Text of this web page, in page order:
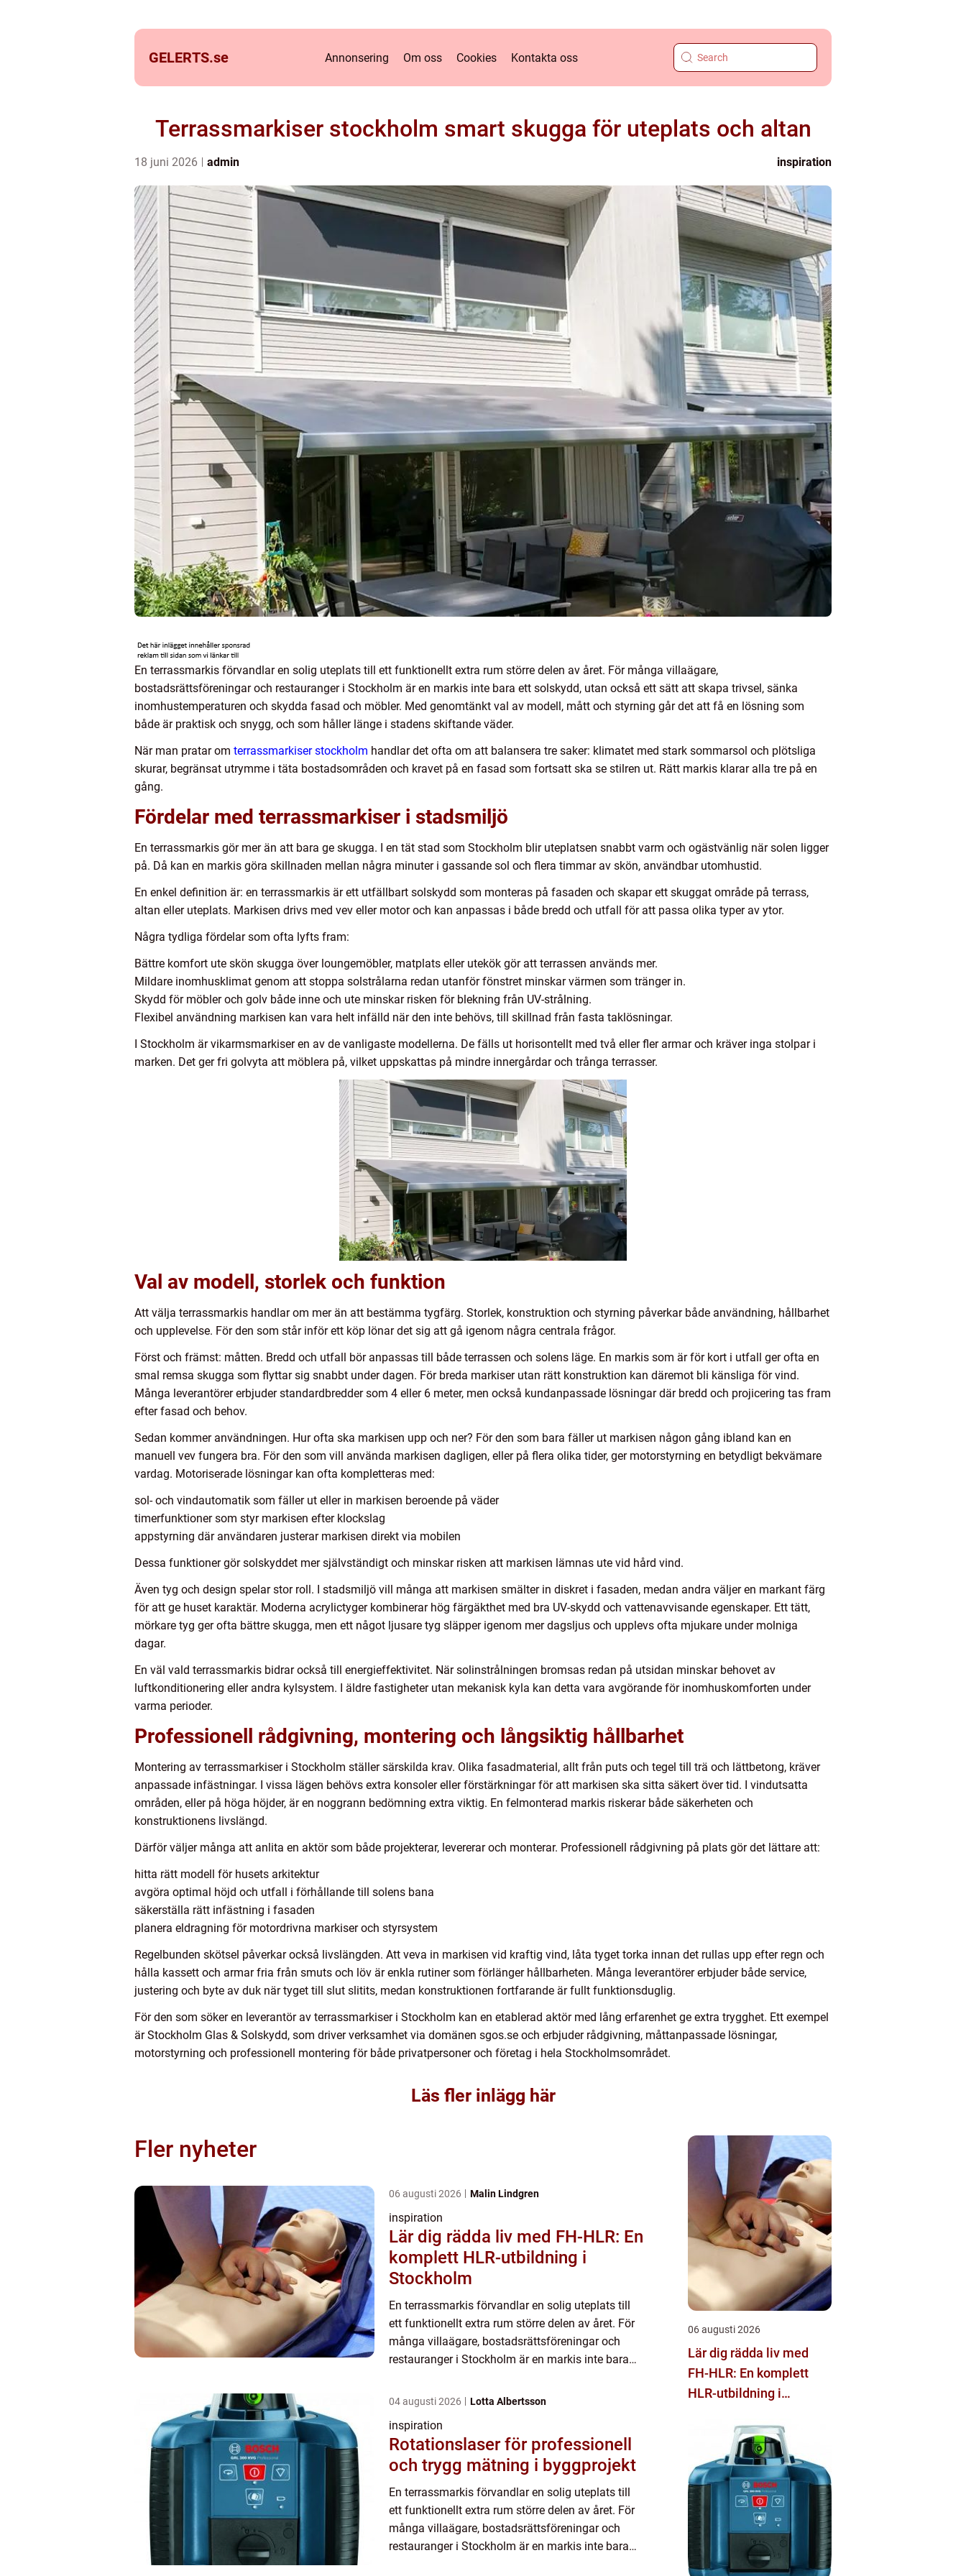
GELERTS.se Annonsering Om oss Cookies Kontakta oss
Terrassmarkiser stockholm smart skugga för uteplats och altan
18 juni 2026 admin inspiration
En terrassmarkis förvandlar en solig uteplats till ett funktionellt extra rum större delen av året. För många villaägare,
bostadsrättsföreningar och restauranger i Stockholm är en markis inte bara ett solskydd, utan också ett sätt att skapa trivsel, sänka
inomhustemperaturen och skydda fasad och möbler. Med genomtänkt val av modell, mått och styrning går det att få en lösning som
både är praktisk och snygg, och som håller länge i stadens skiftande väder.
När man pratar om terrassmarkiser stockholm handlar det ofta om att balansera tre saker: klimatet med stark sommarsol och plötsliga
skurar, begränsat utrymme i täta bostadsområden och kravet på en fasad som fortsatt ska se stilren ut. Rätt markis klarar alla tre på en
gång.
Fördelar med terrassmarkiser i stadsmiljö
En terrassmarkis gör mer än att bara ge skugga. I en tät stad som Stockholm blir uteplatsen snabbt varm och ogästvänlig när solen ligger
på. Då kan en markis göra skillnaden mellan några minuter i gassande sol och flera timmar av skön, användbar utomhustid.
En enkel definition är: en terrassmarkis är ett utfällbart solskydd som monteras på fasaden och skapar ett skuggat område på terrass,
altan eller uteplats. Markisen drivs med vev eller motor och kan anpassas i både bredd och utfall för att passa olika typer av ytor.
Några tydliga fördelar som ofta lyfts fram:
Bättre komfort ute skön skugga över loungemöbler, matplats eller utekök gör att terrassen används mer.
Mildare inomhusklimat genom att stoppa solstrålarna redan utanför fönstret minskar värmen som tränger in.
Skydd för möbler och golv både inne och ute minskar risken för blekning från UV-strålning.
Flexibel användning markisen kan vara helt infälld när den inte behövs, till skillnad från fasta taklösningar.
I Stockholm är vikarmsmarkiser en av de vanligaste modellerna. De fälls ut horisontellt med två eller fler armar och kräver inga stolpar i
marken. Det ger fri golvyta att möblera på, vilket uppskattas på mindre innergårdar och trånga terrasser.
Val av modell, storlek och funktion
Att välja terrassmarkis handlar om mer än att bestämma tygfärg. Storlek, konstruktion och styrning påverkar både användning, hållbarhet
och upplevelse. För den som står inför ett köp lönar det sig att gå igenom några centrala frågor.
Först och främst: måtten. Bredd och utfall bör anpassas till både terrassen och solens läge. En markis som är för kort i utfall ger ofta en
smal remsa skugga som flyttar sig snabbt under dagen. För breda markiser utan rätt konstruktion kan däremot bli känsliga för vind.
Många leverantörer erbjuder standardbredder som 4 eller 6 meter, men också kundanpassade lösningar där bredd och projicering tas fram
efter fasad och behov.
Sedan kommer användningen. Hur ofta ska markisen upp och ner? För den som bara fäller ut markisen någon gång ibland kan en
manuell vev fungera bra. För den som vill använda markisen dagligen, eller på flera olika tider, ger motorstyrning en betydligt bekvämare
vardag. Motoriserade lösningar kan ofta kompletteras med:
sol- och vindautomatik som fäller ut eller in markisen beroende på väder
timerfunktioner som styr markisen efter klockslag
appstyrning där användaren justerar markisen direkt via mobilen
Dessa funktioner gör solskyddet mer självständigt och minskar risken att markisen lämnas ute vid hård vind.
Även tyg och design spelar stor roll. I stadsmiljö vill många att markisen smälter in diskret i fasaden, medan andra väljer en markant färg
för att ge huset karaktär. Moderna acrylictyger kombinerar hög färgäkthet med bra UV-skydd och vattenavvisande egenskaper. Ett tätt,
mörkare tyg ger ofta bättre skugga, men ett något ljusare tyg släpper igenom mer dagsljus och upplevs ofta mjukare under molniga
dagar.
En väl vald terrassmarkis bidrar också till energieffektivitet. När solinstrålningen bromsas redan på utsidan minskar behovet av
luftkonditionering eller andra kylsystem. I äldre fastigheter utan mekanisk kyla kan detta vara avgörande för inomhuskomforten under
varma perioder.
Professionell rådgivning, montering och långsiktig hållbarhet
Montering av terrassmarkiser i Stockholm ställer särskilda krav. Olika fasadmaterial, allt från puts och tegel till trä och lättbetong, kräver
anpassade infästningar. I vissa lägen behövs extra konsoler eller förstärkningar för att markisen ska sitta säkert över tid. I vindutsatta
områden, eller på höga höjder, är en noggrann bedömning extra viktig. En felmonterad markis riskerar både säkerheten och
konstruktionens livslängd.
Därför väljer många att anlita en aktör som både projekterar, levererar och monterar. Professionell rådgivning på plats gör det lättare att:
hitta rätt modell för husets arkitektur
avgöra optimal höjd och utfall i förhållande till solens bana
säkerställa rätt infästning i fasaden
planera eldragning för motordrivna markiser och styrsystem
Regelbunden skötsel påverkar också livslängden. Att veva in markisen vid kraftig vind, låta tyget torka innan det rullas upp efter regn och
hålla kassett och armar fria från smuts och löv är enkla rutiner som förlänger hållbarheten. Många leverantörer erbjuder både service,
justering och byte av duk när tyget till slut slitits, medan konstruktionen fortfarande är fullt funktionsduglig.
För den som söker en leverantör av terrassmarkiser i Stockholm kan en etablerad aktör med lång erfarenhet ge extra trygghet. Ett exempel
är Stockholm Glas & Solskydd, som driver verksamhet via domänen sgos.se och erbjuder rådgivning, måttanpassade lösningar,
motorstyrning och professionell montering för både privatpersoner och företag i hela Stockholmsområdet.
Läs fler inlägg här
Fler nyheter
06 augusti 2026 Malin Lindgren
inspiration
Lär dig rädda liv med FH-HLR: En
komplett HLR-utbildning i
Stockholm
En terrassmarkis förvandlar en solig uteplats till
ett funktionellt extra rum större delen av året. För
många villaägare, bostadsrättsföreningar och
restauranger i Stockholm är en markis inte bara
...
04 augusti 2026 Lotta Albertsson
inspiration
Rotationslaser för professionell
och trygg mätning i byggprojekt
En terrassmarkis förvandlar en solig uteplats till
ett funktionellt extra rum större delen av året. För
många villaägare, bostadsrättsföreningar och
restauranger i Stockholm är en markis inte bara
06 augusti 2026
Lär dig rädda liv med
FH-HLR: En komplett
HLR-utbildning i